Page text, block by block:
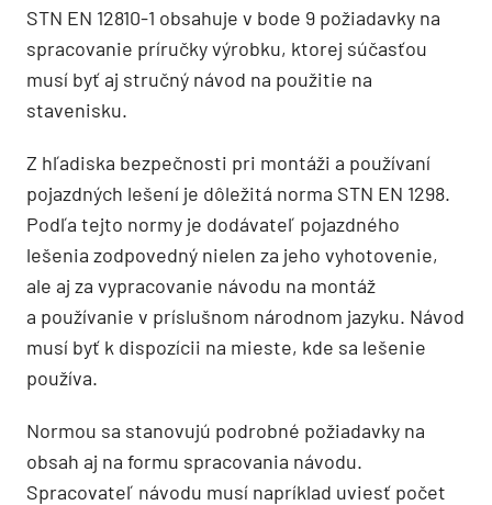
STN EN 12810-1 obsahuje v bode 9 požiadavky na
spracovanie príručky výrobku, ktorej súčasťou
musí byť aj stručný návod na použitie na
stavenisku.
Z hľadiska bezpečnosti pri montáži a používaní
pojazdných lešení je dôležitá norma STN EN 1298.
Podľa tejto normy je dodávateľ pojazdného
lešenia zodpovedný nielen za jeho vyhotovenie,
ale aj za vypracovanie návodu na montáž
a používanie v príslušnom národnom jazyku. Návod
musí byť k dispozícii na mieste, kde sa lešenie
používa.
Normou sa stanovujú podrobné požiadavky na
obsah aj na formu spracovania návodu.
Spracovateľ návodu musí napríklad uviesť počet